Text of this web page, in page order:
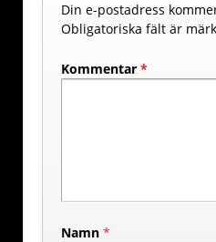
Din e-postadress
Obligatoriska fält är
Kommentar *
Namn *